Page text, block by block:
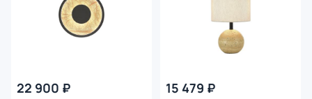
22 900 ₽ 15 479 ₽